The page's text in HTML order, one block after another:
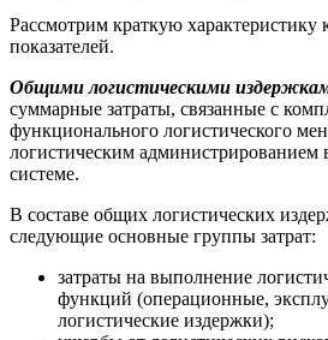
Рассмотрим краткую характеристику
показателей.
Общими логистическими
суммарные затраты, связанные с
функционального логистического
логистическим администрированием
системе.
В составе общих логистических
следующие основные группы затрат:
затраты на выполнение
функций (операционные,
логистические издержки);